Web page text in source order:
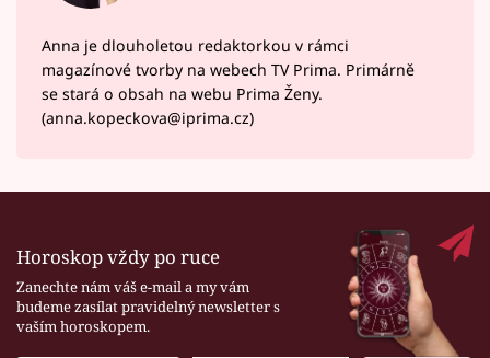
Anna je dlouholetou redaktorkou v rámci
magazínové tvorby na webech TV Prima. Primárně
se stará o obsah na webu Prima Ženy.
(anna.kopeckova@iprima.cz)
Horoskop vždy po ruce
Zanechte nám váš e-mail a my vám
budeme zasílat pravidelný newsletter s
vaším horoskopem.